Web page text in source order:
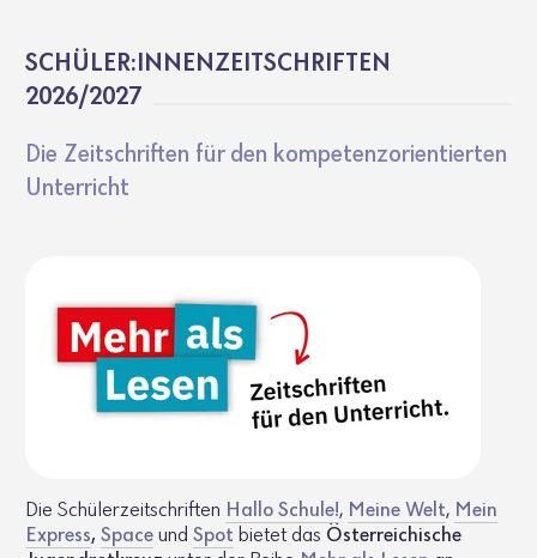
SCHÜLER:INNEN­ZEIT­SCHRIFTEN
2026/2027
Die Zeit­schriften für den kompe­tenz­ori­en­tierten
Unter­richt
Die Schülerzeitschriften Hallo Schule!, Meine Welt, Mein
Express, Space und Spot bietet das Österreichische